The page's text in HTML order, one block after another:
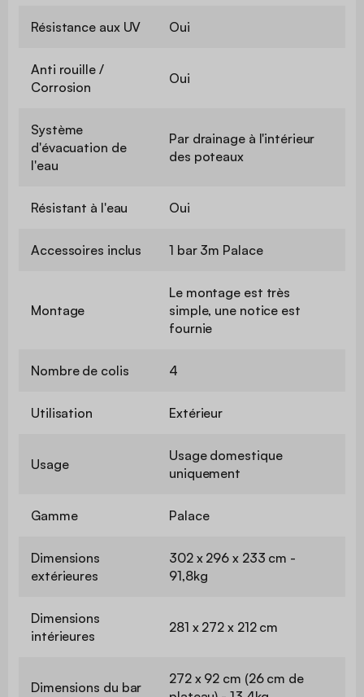
Résistance aux UV Oui
Anti rouille /
Corrosion
Oui
Système
d'évacuation de
l'eau
Par drainage à l'intérieur
des poteaux
Résistant à l'eau Oui
Accessoires inclus 1 bar 3m Palace
Montage
Le montage est très
simple, une notice est
fournie
Nombre de colis 4
Utilisation Extérieur
Usage
Usage domestique
uniquement
Gamme Palace
Dimensions
extérieures
302 x 296 x 233 cm -
91,8kg
Dimensions
intérieures
281 x 272 x 212 cm
Dimensions du bar
272 x 92 cm (26 cm de